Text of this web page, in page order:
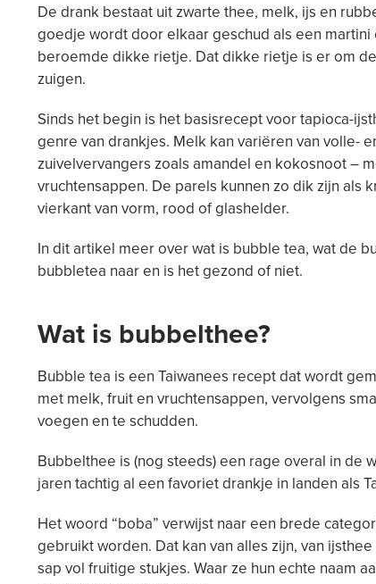
De drank bestaat uit zwarte thee, melk, ijs en
goedje wordt door elkaar geschud als een
beroemde dikke rietje. Dat dikke rietje is er om
zuigen.
Sinds het begin is het basisrecept voor tapioca-
genre van drankjes. Melk kan variëren van volle-
zuivelvervangers zoals amandel en kokosnoot –
vruchtensappen. De parels kunnen zo dik zijn als
vierkant van vorm, rood of glashelder.
In dit artikel meer over wat is bubble tea, wat de
bubbletea naar en is het gezond of niet.
Wat is bubbelthee?
Bubble tea is een Taiwanees recept dat wordt
met melk, fruit en vruchtensappen, vervolgens
voegen en te schudden.
Bubbelthee is (nog steeds) een rage overal in de
jaren tachtig al een favoriet drankje in landen als
Het woord “boba” verwijst naar een brede
gebruikt worden. Dat kan van alles zijn, van
sap vol fruitige stukjes. Waar ze hun echte naam